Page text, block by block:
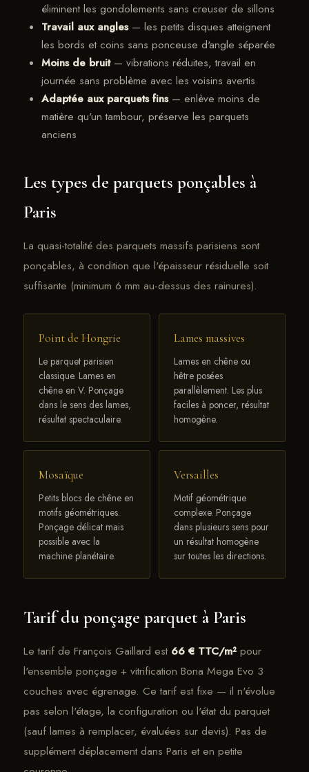
éliminent les gondolements sans creuser de sillons
Travail aux angles— les petits disques atteignent
les bords et coins sans ponceuse d'angle séparée
Moins de bruit— vibrations réduites, travail en
journée sans problème avec les voisins avertis
Adaptée aux parquets fins— enlève moins de
matière qu'un tambour, préserve les parquets
anciens
Les types de parquets ponçables à
Paris
La quasi-totalité des parquets massifs parisiens sont
ponçables, à condition que l'épaisseur résiduelle soit
suffisante (minimum 6 mm au-dessus des rainures).
Point de Hongrie
Le parquet parisien
classique. Lames en
chêne en V. Ponçage
dans le sens des lames,
résultat spectaculaire.
Lames massives
Lames en chêne ou
hêtre posées
parallèlement. Les plus
faciles à poncer, résultat
homogène.
Mosaïque
Petits blocs de chêne en
motifs géométriques.
Ponçage délicat mais
possible avec la
machine planétaire.
Versailles
Motif géométrique
complexe. Ponçage
dans plusieurs sens pour
un résultat homogène
sur toutes les directions.
Tarif du ponçage parquet à Paris
Le tarif de François Gaillard est 66 € TTC/m² pour
l'ensemble ponçage + vitrification Bona Mega Evo 3
couches avec égrenage. Ce tarif est fixe — il n'évolue
pas selon l'étage, la configuration ou l'état du parquet
(sauf lames à remplacer, évaluées sur devis). Pas de
supplément déplacement dans Paris et en petite